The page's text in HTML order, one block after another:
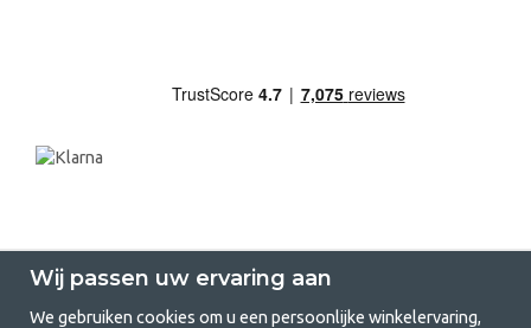
Wij passen uw ervaring aan
We gebruiken cookies om u een persoonlijke winkelervaring,